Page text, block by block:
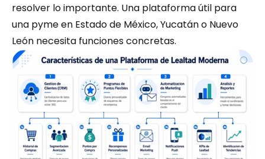
resolver lo importante. Una plataforma útil para
una pyme en Estado de México, Yucatán o Nuevo
León necesita funciones concretas.